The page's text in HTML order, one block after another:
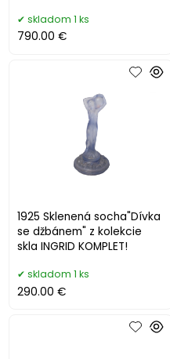
skladom 1 ks
790.00 €
1925 Sklenená socha"Dívka
se džbánem" z kolekcie
skla INGRID KOMPLET!
skladom 1 ks
290.00 €